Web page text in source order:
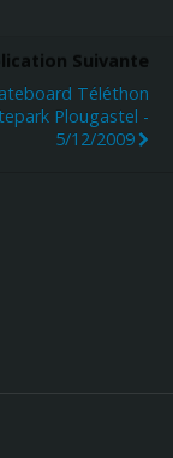
Suivante
Téléthon
Plougastel -
5/12/2009